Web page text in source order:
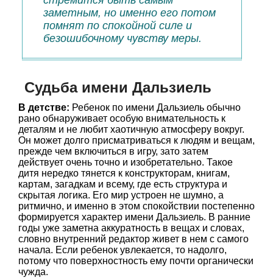
заметным, но именно его потом
помнят по спокойной силе и
безошибочному чувству меры.
Судьба имени Дальзиель
В детстве: Ребенок по имени Дальзиель обычно
рано обнаруживает особую внимательность к
деталям и не любит хаотичную атмосферу вокруг.
Он может долго присматриваться к людям и вещам,
прежде чем включиться в игру, зато затем
действует очень точно и изобретательно. Такое
дитя нередко тянется к конструкторам, книгам,
картам, загадкам и всему, где есть структура и
скрытая логика. Его мир устроен не шумно, а
ритмично, и именно в этом спокойствии постепенно
формируется характер имени Дальзиель. В ранние
годы уже заметна аккуратность в вещах и словах,
словно внутренний редактор живет в нем с самого
начала. Если ребенок увлекается, то надолго,
потому что поверхностность ему почти органически
чужда.